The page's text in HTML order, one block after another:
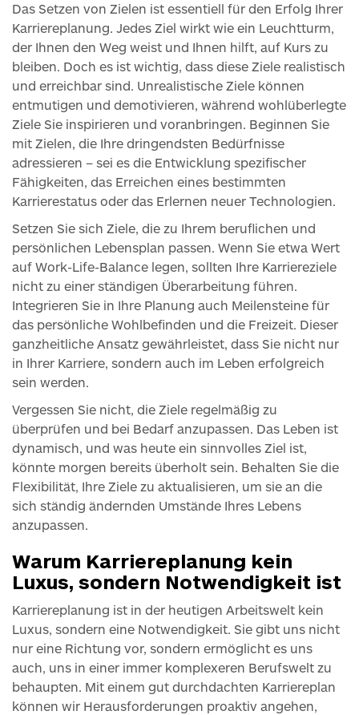
Das Setzen von Zielen ist essentiell für den Erfolg Ihrer
Karriereplanung. Jedes Ziel wirkt wie ein Leuchtturm,
der Ihnen den Weg weist und Ihnen hilft, auf Kurs zu
bleiben. Doch es ist wichtig, dass diese Ziele realistisch
und erreichbar sind. Unrealistische Ziele können
entmutigen und demotivieren, während wohlüberlegte
Ziele Sie inspirieren und voranbringen. Beginnen Sie
mit Zielen, die Ihre dringendsten Bedürfnisse
adressieren – sei es die Entwicklung spezifischer
Fähigkeiten, das Erreichen eines bestimmten
Karrierestatus oder das Erlernen neuer Technologien.
Setzen Sie sich Ziele, die zu Ihrem beruflichen und
persönlichen Lebensplan passen. Wenn Sie etwa Wert
auf Work-Life-Balance legen, sollten Ihre Karriereziele
nicht zu einer ständigen Überarbeitung führen.
Integrieren Sie in Ihre Planung auch Meilensteine für
das persönliche Wohlbefinden und die Freizeit. Dieser
ganzheitliche Ansatz gewährleistet, dass Sie nicht nur
in Ihrer Karriere, sondern auch im Leben erfolgreich
sein werden.
Vergessen Sie nicht, die Ziele regelmäßig zu
überprüfen und bei Bedarf anzupassen. Das Leben ist
dynamisch, und was heute ein sinnvolles Ziel ist,
könnte morgen bereits überholt sein. Behalten Sie die
Flexibilität, Ihre Ziele zu aktualisieren, um sie an die
sich ständig ändernden Umstände Ihres Lebens
anzupassen.
Warum Karriereplanung kein
Luxus, sondern Notwendigkeit ist
Karriereplanung ist in der heutigen Arbeitswelt kein
Luxus, sondern eine Notwendigkeit. Sie gibt uns nicht
nur eine Richtung vor, sondern ermöglicht es uns
auch, uns in einer immer komplexeren Berufswelt zu
behaupten. Mit einem gut durchdachten Karriereplan
können wir Herausforderungen proaktiv angehen,